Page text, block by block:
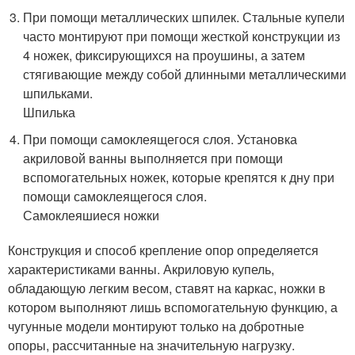
При помощи металлических шпилек. Стальные купели
часто монтируют при помощи жесткой конструкции из
4 ножек, фиксирующихся на проушины, а затем
стягивающие между собой длинными металлическими
шпильками.
Шпилька
При помощи самоклеящегося слоя. Установка
акриловой ванны выполняется при помощи
вспомогательных ножек, которые крепятся к дну при
помощи самоклеящегося слоя.
Самоклеяшиеся ножки
Конструкция и способ крепление опор определяется
характеристиками ванны. Акриловую купель,
обладающую легким весом, ставят на каркас, ножки в
котором выполняют лишь вспомогательную функцию, а
чугунные модели монтируют только на добротные
опоры, рассчитанные на значительную нагрузку.